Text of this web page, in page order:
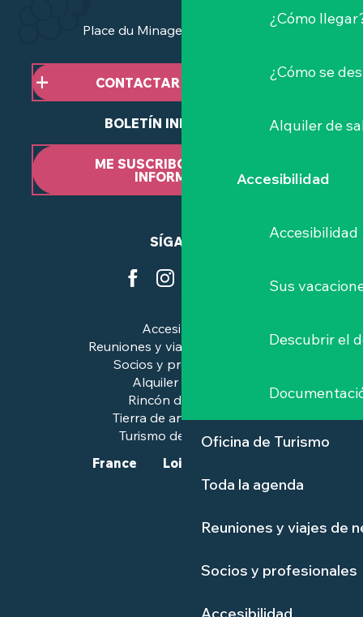
¿Cómo
¿Cómo se
Alquiler de
Accesibilidad
Accesibilidad
Sus
Descubrir el
Oficina de Turismo
Toda la agenda
Reuniones y viajes de
Socios y profesionales
Place du Minage - 44190 Clisson
CONTACTAR CON NOSOTROS
BOLETÍN INFORMATIVO
ME SUSCRIBO AL BOLETÍN
INFORMATIVO
SÍGANOS
Accesibilidad
Reuniones y viajes de negocios
Socios y profesionales
Alquiler de salas
Rincón de prensa
Tierra de arte e historia
Turismo de calidad™.
France
Loire-Atlantique